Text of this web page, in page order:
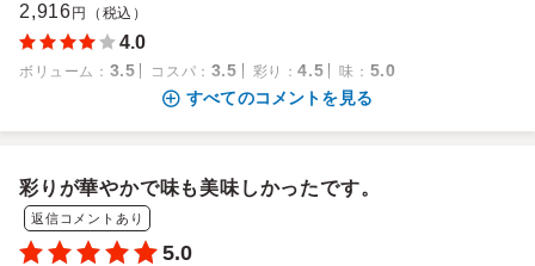
2,916 円（税込）
4.0
ボリューム ： 3.5 コスパ ： 3.5 彩り ：4.5 味 ： 5.0
すべてのコメントを見る
彩りが華やかで味も美味しかったです。
返信コメントあり
5.0